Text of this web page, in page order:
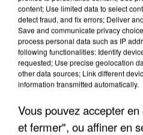
content; Use limited data to select
detect fraud, and fix errors; Deliver
Save and communicate privacy
process personal data such as IP
following functionalities: Identify
requested; Use precise geolocation
other data sources; Link different
information transmitted automatically.
Vous pouvez accepter
et fermer", ou affiner en